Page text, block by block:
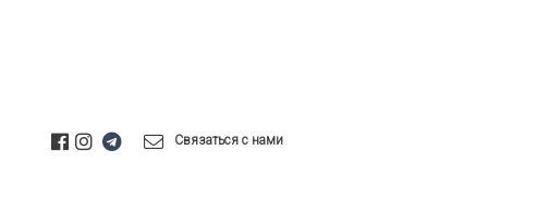
Связаться с нами